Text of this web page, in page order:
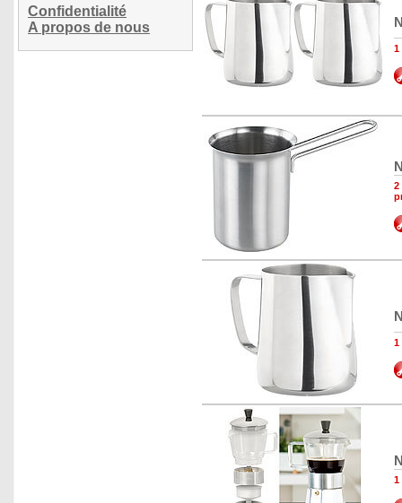
Confidentialité
A propos de nous
1
2
1
1